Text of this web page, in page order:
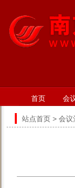
首页 会
站点首页 > 会议